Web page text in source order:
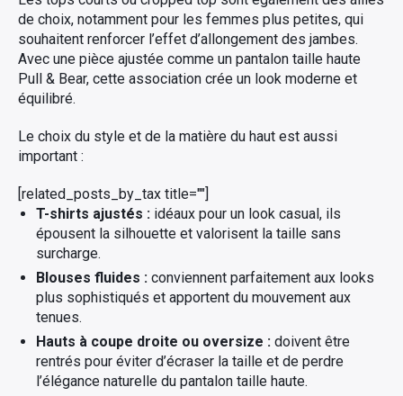
de choix, notamment pour les femmes plus petites, qui
souhaitent renforcer l’effet d’allongement des jambes.
Avec une pièce ajustée comme un pantalon taille haute
Pull & Bear, cette association crée un look moderne et
équilibré.
Le choix du style et de la matière du haut est aussi
important :
[related_posts_by_tax title=""]
T-shirts ajustés : idéaux pour un look casual, ils
épousent la silhouette et valorisent la taille sans
surcharge.
Blouses fluides : conviennent parfaitement aux looks
plus sophistiqués et apportent du mouvement aux
tenues.
Hauts à coupe droite ou oversize : doivent être
rentrés pour éviter d’écraser la taille et de perdre
l’élégance naturelle du pantalon taille haute.